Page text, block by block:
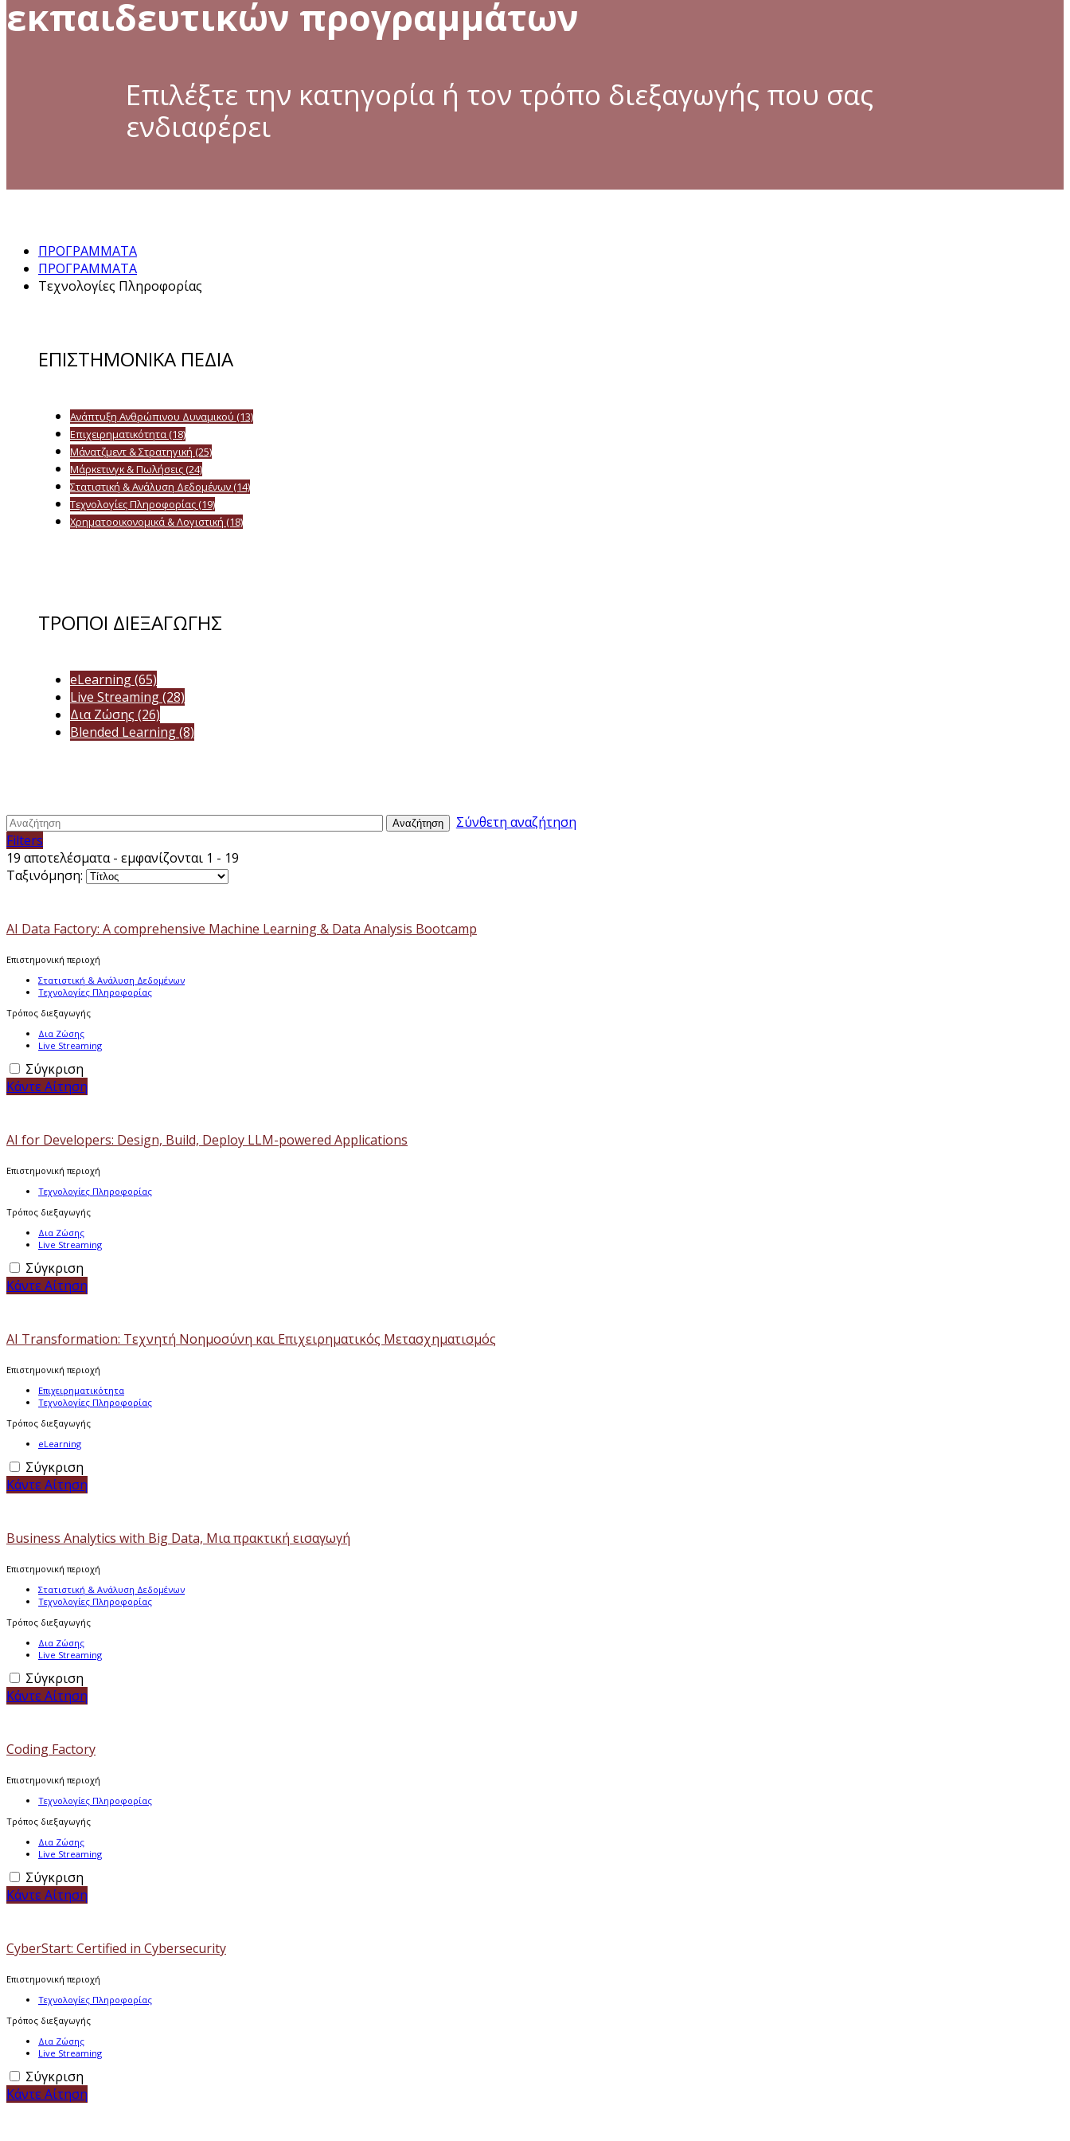
εκπαιδευτικών προγραμμάτων
Επιλέξτε την κατηγορία ή τον τρόπο διεξαγωγής που σας
ενδιαφέρει
ΠΡΟΓΡΑΜΜΑΤΑ
ΠΡΟΓΡΑΜΜΑΤΑ
Τεχνολογίες Πληροφορίας
ΕΠΙΣΤΗΜΟΝΙΚΑ ΠΕΔΙΑ
Ανάπτυξη Ανθρώπινου Δυναμικού (13)
Επιχειρηματικότητα (18)
Μάνατζμεντ & Στρατηγική (25)
Μάρκετινγκ & Πωλήσεις (24)
Στατιστική & Ανάλυση Δεδομένων (14)
Τεχνολογίες Πληροφορίας (19)
Χρηματοοικονομικά & Λογιστική (18)
ΤΡΟΠΟΙ ΔΙΕΞΑΓΩΓΗΣ
eLearning(65)
Live Streaming(28)
Δια Ζώσης (26)
Blended Learning(8)
Αναζήτηση
Σύνθετη αναζήτηση
Filters
19 αποτελέσματα - εμφανίζονται 1 - 19
Ταξινόμηση:
AI Data Factory: A comprehensive Machine Learning & Data Analysis Bootcamp
Επιστημονική περιοχή
Στατιστική & Ανάλυση Δεδομένων
Τεχνολογίες Πληροφορίας
Τρόπος διεξαγωγής
Δια Ζώσης
Live Streaming
Σύγκριση
Κάντε Αίτηση
AI for Developers: Design, Build, Deploy LLM-powered Applications
Επιστημονική περιοχή
Τεχνολογίες Πληροφορίας
Τρόπος διεξαγωγής
Δια Ζώσης
Live Streaming
Σύγκριση
Κάντε Αίτηση
AI Transformation: Τεχνητή Νοημοσύνη και Επιχειρηματικός Μετασχηματισμός
Επιστημονική περιοχή
Επιχειρηματικότητα
Τεχνολογίες Πληροφορίας
Τρόπος διεξαγωγής
eLearning
Σύγκριση
Κάντε Αίτηση
Business Analytics with Big Data, Μια πρακτική εισαγωγή
Επιστημονική περιοχή
Στατιστική & Ανάλυση Δεδομένων
Τεχνολογίες Πληροφορίας
Τρόπος διεξαγωγής
Δια Ζώσης
Live Streaming
Σύγκριση
Κάντε Αίτηση
Coding Factory
Επιστημονική περιοχή
Τεχνολογίες Πληροφορίας
Τρόπος διεξαγωγής
Δια Ζώσης
Live Streaming
Σύγκριση
Κάντε Αίτηση
CyberStart: Certified in Cybersecurity
Επιστημονική περιοχή
Τεχνολογίες Πληροφορίας
Τρόπος διεξαγωγής
Δια Ζώσης
Live Streaming
Σύγκριση
Κάντε Αίτηση